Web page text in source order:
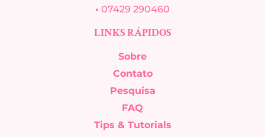
• 07429 290460
LINKS RÁPIDOS
Sobre
Contato
Pesquisa
FAQ
Tips & Tutorials